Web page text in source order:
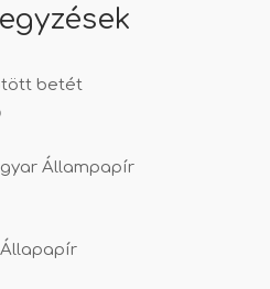
betét
Állampapír
Állapapír